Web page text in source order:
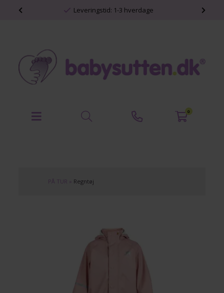
Leveringstid: 1-3 hverdage
0
PÅ TUR Regntøj